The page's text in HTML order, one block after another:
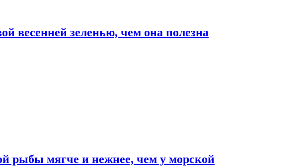
весенней зеленью, чем она полезна
рыбы мягче и нежнее, чем у морской